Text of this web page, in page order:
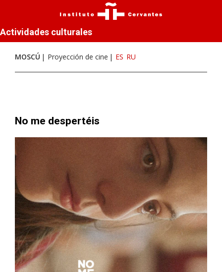
Actividades culturales
MOSCÚ Proyección de cine ES RU
No me despertéis